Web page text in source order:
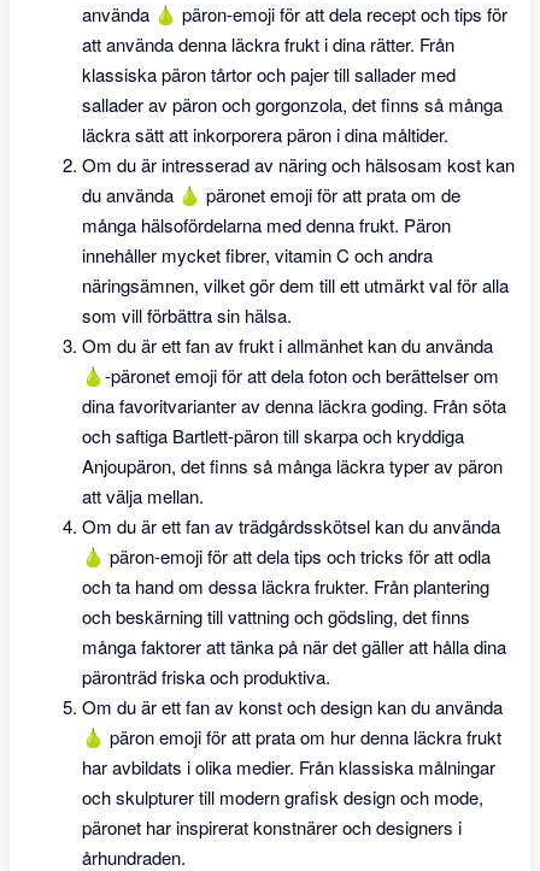
använda 🍐 päron-emoji för att dela recept och tips för
att använda denna läckra frukt i dina rätter. Från
klassiska päron tårtor och pajer till sallader med
sallader av päron och gorgonzola, det finns så många
läckra sätt att inkorporera päron i dina måltider.
Om du är intresserad av näring och hälsosam kost kan
du använda 🍐 päronet emoji för att prata om de
många hälsofördelarna med denna frukt. Päron
innehåller mycket fibrer, vitamin C och andra
näringsämnen, vilket gör dem till ett utmärkt val för alla
som vill förbättra sin hälsa.
Om du är ett fan av frukt i allmänhet kan du använda
🍐-päronet emoji för att dela foton och berättelser om
dina favoritvarianter av denna läckra goding. Från söta
och saftiga Bartlett-päron till skarpa och kryddiga
Anjoupäron, det finns så många läckra typer av päron
att välja mellan.
Om du är ett fan av trädgårdsskötsel kan du använda
🍐 päron-emoji för att dela tips och tricks för att odla
och ta hand om dessa läckra frukter. Från plantering
och beskärning till vattning och gödsling, det finns
många faktorer att tänka på när det gäller att hålla dina
päronträd friska och produktiva.
Om du är ett fan av konst och design kan du använda
🍐 päron emoji för att prata om hur denna läckra frukt
har avbildats i olika medier. Från klassiska målningar
och skulpturer till modern grafisk design och mode,
päronet har inspirerat konstnärer och designers i
århundraden.